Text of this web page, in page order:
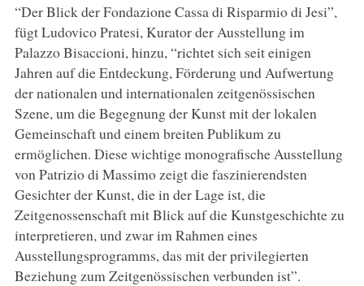
“Der Blick der Fondazione Cassa di Risparmio di Jesi”,
fügt Ludovico Pratesi, Kurator der Ausstellung im
Palazzo Bisaccioni, hinzu, “richtet sich seit einigen
Jahren auf die Entdeckung, Förderung und Aufwertung
der nationalen und internationalen zeitgenössischen
Szene, um die Begegnung der Kunst mit der lokalen
Gemeinschaft und einem breiten Publikum zu
ermöglichen. Diese wichtige monografische Ausstellung
von Patrizio di Massimo zeigt die faszinierendsten
Gesichter der Kunst, die in der Lage ist, die
Zeitgenossenschaft mit Blick auf die Kunstgeschichte zu
interpretieren, und zwar im Rahmen eines
Ausstellungsprogramms, das mit der privilegierten
Beziehung zum Zeitgenössischen verbunden ist”.